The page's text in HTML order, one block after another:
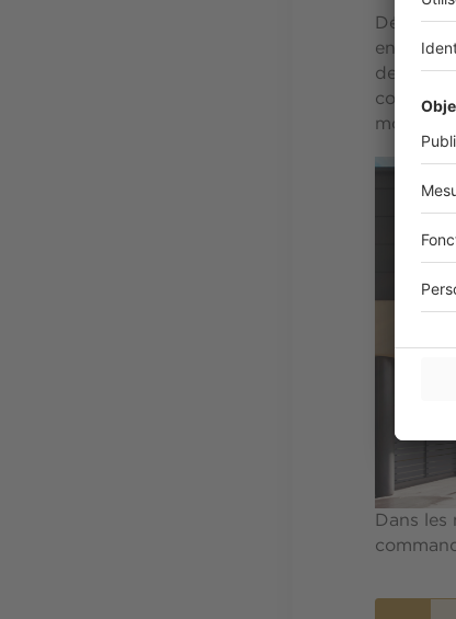
en
de
comme
Dans les